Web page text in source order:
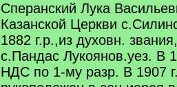
Сперанский Лука
Казанской Церкви
1882 г.р.,из духовн.
с.Пандас Лукоянов.уез. В
НДС по 1-му разр. В 1907